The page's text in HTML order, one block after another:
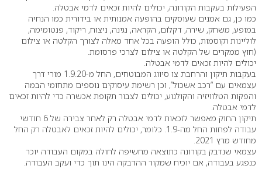
הפעילות בעקבות הקורונה, יכולים להיות זכאים לדמי אבטלה.
כמו כן, גם אמנים שעוסקים בהופעה אמנותית או בידורית כמו הנחיה
במופע, משחק, שירה, דקלום, הקראה, נגינה, ניצוח, ריקוד, פנטומימה,
לוליינות וקוסמות, כולל הופעה בכל אחד מאלה לצורך הקלטה או צילום
(חוץ ממקרים של הקלטה או צילום לצרכי פרסומת.
יכולים להיות זכאים לדמי אבטלה.
בעקבות תיקון והרחבת צו סיווג המבוטחים, החל מ-1.9.20 מורי דרך
עצמאים עם “רכב אשכול”, וכן רשימת עיסוקים נוספים מתחומי הבמה
והפקות הטלוויזיה והקולנוע, יכולים לצבור תקופת אכשרה כדי להיות זכאים
לדמי אבטלה.
תיקון החוק מאפשר לזכאות לדמי אבטלה רק לאחר צבירה של 6 חודשי
עבודה לפחות החל מה-1.9. כלומר, יכולים להיות זכאים לאבטלה רק החל
מחודש מרץ 2021.
עצמאי שנדבק בקורונה כתוצאה מחשיפה לחולה במקום העבודה יוכר
כנפגע בעבודה, אם יוכיח שמקור ההדבקה הינו תוך כדי ועקב העבודה.